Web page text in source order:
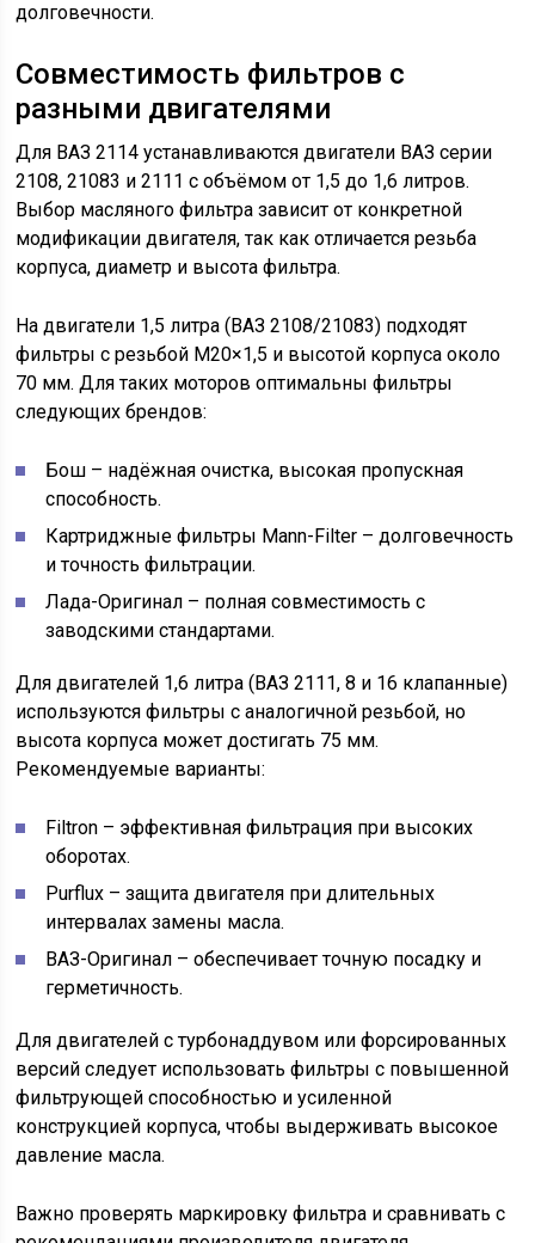
долговечности.
Совместимость фильтров с
разными двигателями
Для ВАЗ 2114 устанавливаются двигатели ВАЗ серии
2108, 21083 и 2111 с объёмом от 1,5 до 1,6 литров.
Выбор масляного фильтра зависит от конкретной
модификации двигателя, так как отличается резьба
корпуса, диаметр и высота фильтра.
На двигатели 1,5 литра (ВАЗ 2108/21083) подходят
фильтры с резьбой М20×1,5 и высотой корпуса около
70 мм. Для таких моторов оптимальны фильтры
следующих брендов:
Бош – надёжная очистка, высокая пропускная
способность.
Картриджные фильтры Mann-Filter – долговечность
и точность фильтрации.
Лада-Оригинал – полная совместимость с
заводскими стандартами.
Для двигателей 1,6 литра (ВАЗ 2111, 8 и 16 клапанные)
используются фильтры с аналогичной резьбой, но
высота корпуса может достигать 75 мм.
Рекомендуемые варианты:
Filtron – эффективная фильтрация при высоких
оборотах.
Purflux – защита двигателя при длительных
интервалах замены масла.
ВАЗ-Оригинал – обеспечивает точную посадку и
герметичность.
Для двигателей с турбонаддувом или форсированных
версий следует использовать фильтры с повышенной
фильтрующей способностью и усиленной
конструкцией корпуса, чтобы выдерживать высокое
давление масла.
Важно проверять маркировку фильтра и сравнивать с